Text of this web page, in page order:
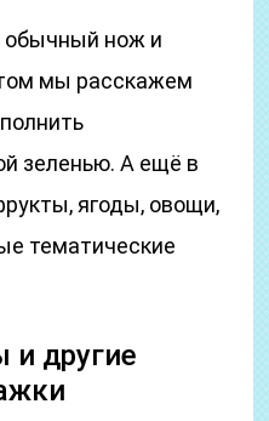
обычный нож и
мы расскажем
зеленью. А ещё в
ягоды, овощи,
тематические
и другие